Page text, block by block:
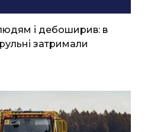
і дебоширив: в
затримали